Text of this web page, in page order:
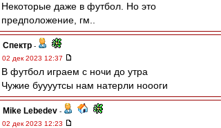
Некоторые даже в футбол. Но это
предположение, гм..
Спектр -
02 дек 2023 12:37
В футбол играем с ночи до утра
Чужие буууутсы нам натерли ноооги
Mike Lebedev -
02 дек 2023 12:23